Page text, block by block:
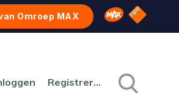
Omroep MAX Omroep MAX
NPO
Registreren